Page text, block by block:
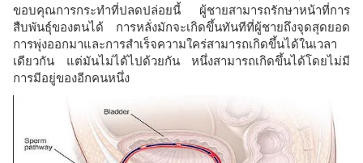
ขอบคุณการกระทำที่ปลดปล่อยนี้ ผู้ชายสามารถรักษาหน้าที่การ
สืบพันธุ์ของตนได้ การหลั่งมักจะเกิดขึ้นทันทีที่ผู้ชายถึงจุดสุดยอด
การพุ่งออกมาและการสำเร็จความใคร่สามารถเกิดขึ้นได้ในเวลา
เดียวกัน แต่มันไม่ได้ไปด้วยกัน หนึ่งสามารถเกิดขึ้นได้โดยไม่มี
การมีอยู่ของอีกคนหนึ่ง